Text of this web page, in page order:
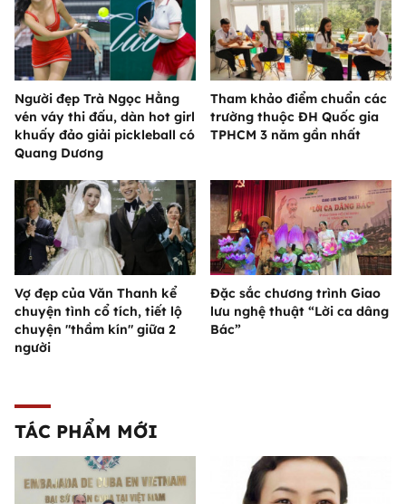
Người đẹp Trà Ngọc Hằng
vén váy thi đấu, dàn hot girl
khuấy đảo giải pickleball có
Quang Dương
Tham khảo điểm chuẩn các
trường thuộc ĐH Quốc gia
TPHCM 3 năm gần nhất
Vợ đẹp của Văn Thanh kể
chuyện tình cổ tích, tiết lộ
chuyện "thầm kín" giữa 2
người
Đặc sắc chương trình Giao
lưu nghệ thuật “Lời ca dâng
Bác”
TÁC PHẨM MỚI